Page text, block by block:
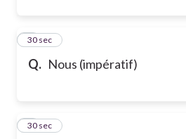
Q. Nous (impératif)
5
30 sec
6
30 sec